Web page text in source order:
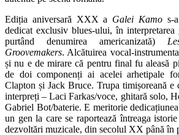
Ediția aniversară XXX a Galei Kamo s-
dedicat exclusiv blues-ului, în
purtând denumirea americanizată)
Groovemakers. Alcătuirea vocal-
și nu e de mirare că pentru final fu aleasă
de doi componenți ai acelei arhetipale
Clapton și Jack Bruce. Trupa timișoreană
interpreți – Laci Farkas/voce, ghitară solo,
Gabriel Bot/baterie. E meritorie
un gen la care se raportează întreaga
dezvoltări muzicale, din secolul XX până în